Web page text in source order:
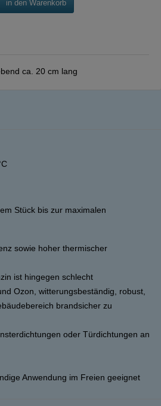
in den Warenkorb
ca. 20 cm lang
Stück bis zur maximalen
sowie hoher thermischer
ist hingegen schlecht
Ozon, witterungsbeständig, robust,
brandsicher zu
oder Türdichtungen an
Anwendung im Freien geeignet